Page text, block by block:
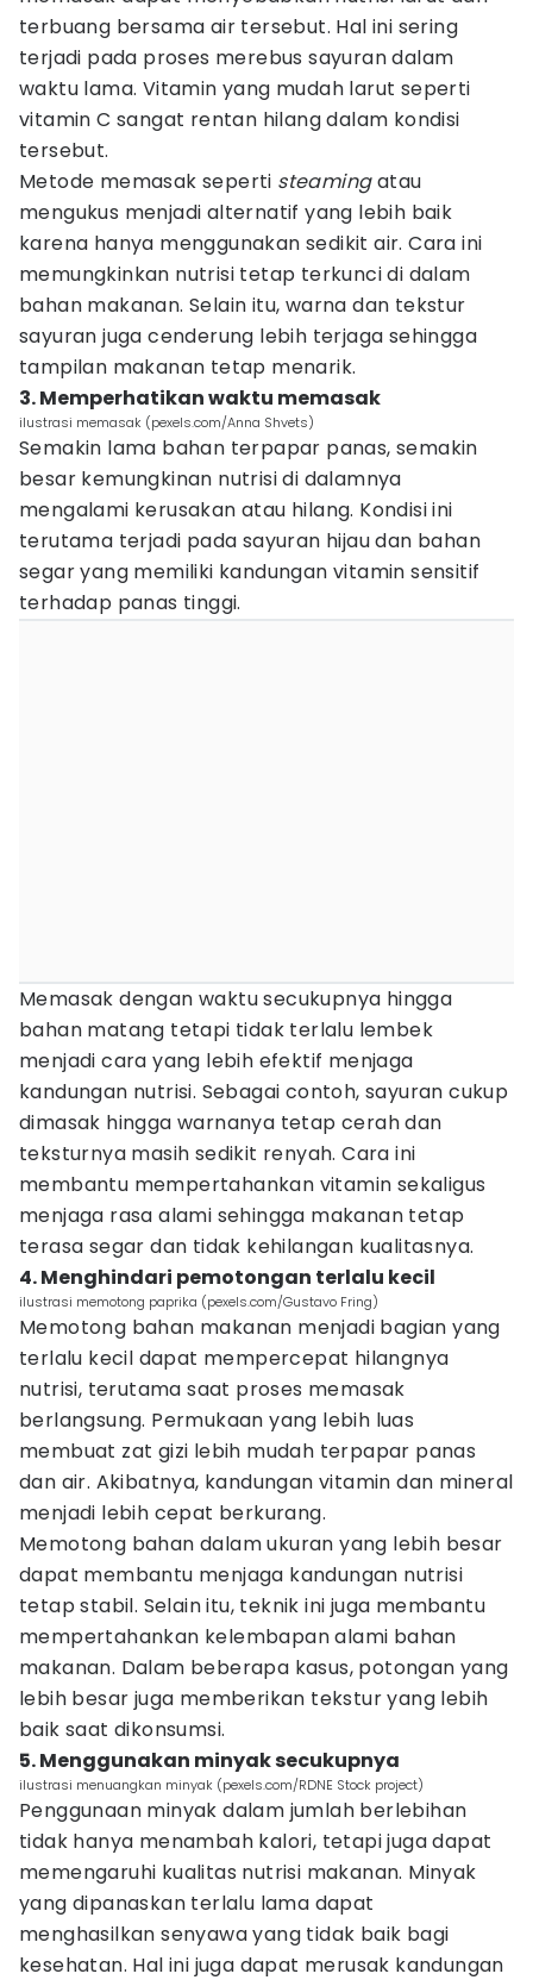
terbuang bersama air tersebut. Hal ini sering
terjadi pada proses merebus sayuran dalam
waktu lama. Vitamin yang mudah larut seperti
vitamin C sangat rentan hilang dalam kondisi
tersebut.
Metode memasak seperti steamingatau
mengukus menjadi alternatif yang lebih baik
karena hanya menggunakan sedikit air. Cara ini
memungkinkan nutrisi tetap terkunci di dalam
bahan makanan. Selain itu, warna dan tekstur
sayuran juga cenderung lebih terjaga sehingga
tampilan makanan tetap menarik.
3. Memperhatikan waktu memasak
ilustrasi memasak (pexels.com/Anna Shvets)
Semakin lama bahan terpapar panas, semakin
besar kemungkinan nutrisi di dalamnya
mengalami kerusakan atau hilang. Kondisi ini
terutama terjadi pada sayuran hijau dan bahan
segar yang memiliki kandungan vitamin sensitif
terhadap panas tinggi.
Memasak dengan waktu secukupnya hingga
bahan matang tetapi tidak terlalu lembek
menjadi cara yang lebih efektif menjaga
kandungan nutrisi. Sebagai contoh, sayuran cukup
dimasak hingga warnanya tetap cerah dan
teksturnya masih sedikit renyah. Cara ini
membantu mempertahankan vitamin sekaligus
menjaga rasa alami sehingga makanan tetap
terasa segar dan tidak kehilangan kualitasnya.
4. Menghindari pemotongan terlalu kecil
ilustrasi memotong paprika (pexels.com/Gustavo Fring)
Memotong bahan makanan menjadi bagian yang
terlalu kecil dapat mempercepat hilangnya
nutrisi, terutama saat proses memasak
berlangsung. Permukaan yang lebih luas
membuat zat gizi lebih mudah terpapar panas
dan air. Akibatnya, kandungan vitamin dan mineral
menjadi lebih cepat berkurang.
Memotong bahan dalam ukuran yang lebih besar
dapat membantu menjaga kandungan nutrisi
tetap stabil. Selain itu, teknik ini juga membantu
mempertahankan kelembapan alami bahan
makanan. Dalam beberapa kasus, potongan yang
lebih besar juga memberikan tekstur yang lebih
baik saat dikonsumsi.
5. Menggunakan minyak secukupnya
ilustrasi menuangkan minyak (pexels.com/RDNE Stock project)
Penggunaan minyak dalam jumlah berlebihan
tidak hanya menambah kalori, tetapi juga dapat
memengaruhi kualitas nutrisi makanan. Minyak
yang dipanaskan terlalu lama dapat
menghasilkan senyawa yang tidak baik bagi
kesehatan. Hal ini juga dapat merusak kandungan